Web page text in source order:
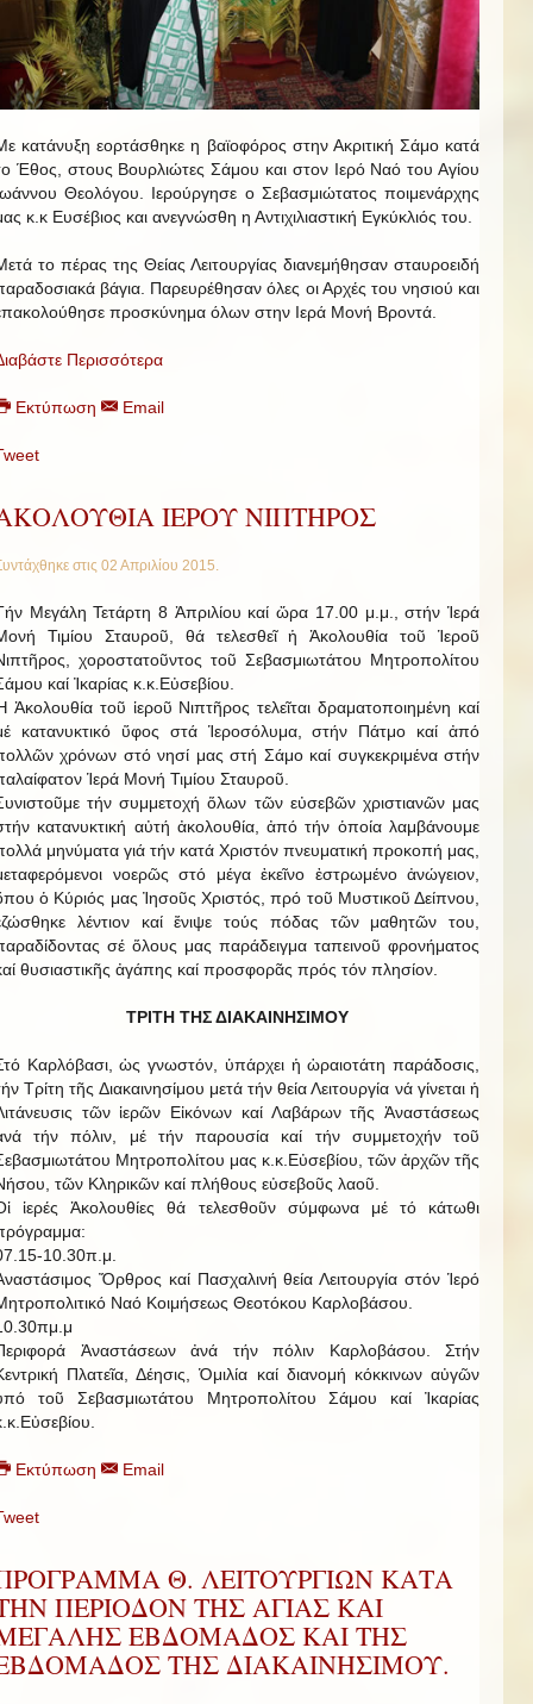
κατάνυξη εορτάσθηκε η βαϊοφόρος στην Ακριτική Σάμο κατά
Έθος, στους Βουρλιώτες Σάμου και στον Ιερό Ναό του Αγίου
Θεολόγου. Ιερούργησε ο Σεβασμιώτατος ποιμενάρχης
κ.κ Ευσέβιος και ανεγνώσθη η Αντιχιλιαστική Εγκύκλιός του.
το πέρας της Θείας Λειτουργίας διανεμήθησαν σταυροειδή
βάγια. Παρευρέθησαν όλες οι Αρχές του νησιού και
προσκύνημα όλων στην Ιερά Μονή Βροντά.
Περισσότερα
Εκτύπωση Email
ΙΕΡΟΥ ΝΙΠΤΗΡΟΣ
στις 02 Απριλίου 2015.
Μεγάλη Τετάρτη 8 Ἀπριλίου καί ὥρα 17.00 μ.μ., στήν Ἱερά
Τιμίου Σταυροῦ, θά τελεσθεῖ ἡ Ἀκολουθία τοῦ Ἱεροῦ
χοροστατοῦντος τοῦ Σεβασμιωτάτου Μητροπολίτου
καί Ἰκαρίας κ.κ.Εὐσεβίου.
Ἀκολουθία τοῦ ἱεροῦ Νιπτῆρος τελεῖται δραματοποιημένη καί
κατανυκτικό ὕφος στά Ἱεροσόλυμα, στήν Πάτμο καί ἀπό
χρόνων στό νησί μας στή Σάμο καί συγκεκριμένα στήν
Ἱερά Μονή Τιμίου Σταυροῦ.
τήν συμμετοχή ὅλων τῶν εὐσεβῶν χριστιανῶν μας
κατανυκτική αὐτή ἀκολουθία, ἀπό τήν ὁποία λαμβάνουμε
μηνύματα γιά τήν κατά Χριστόν πνευματική προκοπή μας,
νοερῶς στό μέγα ἐκεῖνο ἐστρωμένο ἀνώγειον,
ὁ Κύριός μας Ἰησοῦς Χριστός, πρό τοῦ Μυστικοῦ Δείπνου,
λέντιον καί ἔνιψε τούς πόδας τῶν μαθητῶν του,
σέ ὅλους μας παράδειγμα ταπεινοῦ φρονήματος
θυσιαστικῆς ἀγάπης καί προσφορᾶς πρός τόν πλησίον.
ΤΡΙΤΗ ΤΗΣ ΔΙΑΚΑΙΝΗΣΙΜΟΥ
Καρλόβασι, ὡς γνωστόν, ὑπάρχει ἡ ὡραιοτάτη παράδοσις,
Τρίτη τῆς Διακαινησίμου μετά τήν θεία Λειτουργία νά γίνεται ἡ
τῶν ἱερῶν Εἰκόνων καί Λαβάρων τῆς Ἀναστάσεως
τήν πόλιν, μέ τήν παρουσία καί τήν συμμετοχήν τοῦ
Μητροπολίτου μας κ.κ.Εὐσεβίου, τῶν ἀρχῶν τῆς
τῶν Κληρικῶν καί πλήθους εὐσεβοῦς λαοῦ.
ἱερές Ἀκολουθίες θά τελεσθοῦν σύμφωνα μέ τό κάτωθι
10.30π.μ.
Ὄρθρος καί Πασχαλινή θεία Λειτουργία στόν Ἱερό
Ναό Κοιμήσεως Θεοτόκου Καρλοβάσου.
Ἀναστάσεων ἀνά τήν πόλιν Καρλοβάσου. Στήν
Πλατεῖα, Δέησις, Ὁμιλία καί διανομή κόκκινων αὐγῶν
τοῦ Σεβασμιωτάτου Μητροπολίτου Σάμου καί Ἰκαρίας
Εκτύπωση Email
Θ. ΛΕΙΤΟΥΡΓΙΩΝ ΚΑΤΑ
ΠΕΡΙΟΔΟΝ ΤΗΣ ΑΓΙΑΣ ΚΑΙ
ΕΒΔΟΜΑΔΟΣ ΚΑΙ ΤΗΣ
ΤΗΣ ΔΙΑΚΑΙΝΗΣΙΜΟΥ.